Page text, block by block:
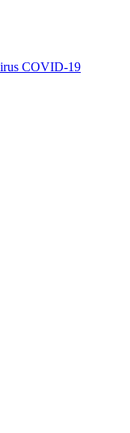
COVID-19